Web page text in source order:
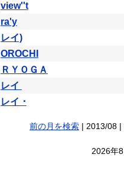
view''t
ra'y
レイ)
OROCHI
ＲＹＯＧＡ
レイ
レイ ･
前の月を検索| 2013/08 |
2026年